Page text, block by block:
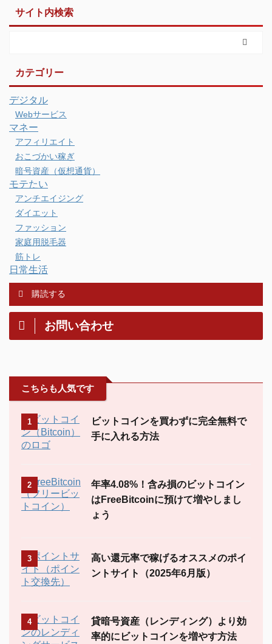
サイト内検索
カテゴリー
デジタル
Webサービス
マネー
アフィリエイト
おこづかい稼ぎ
暗号資産（仮想通貨）
モテたい
アンチエイジング
ダイエット
ファッション
家庭用脱毛器
筋トレ
日常生活
購読する
お問い合わせ
こちらも人気です
1
ビットコインを買わずに完全無料で
手に入れる方法
2
年率4.08%！含み損のビットコイン
はFreeBitcoinに預けて増やしまし
ょう
3
高い還元率で稼げるオススメのポイ
ントサイト（2025年6月版）
4
貸暗号資産（レンディング）より効
率的にビットコインを増やす方法